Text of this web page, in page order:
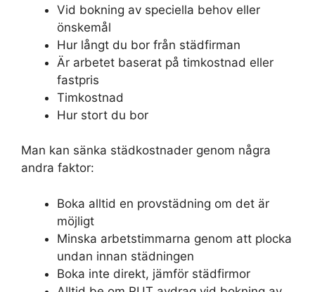
Vid bokning av speciella behov eller
önskemål
Hur långt du bor från städfirman
Är arbetet baserat på timkostnad eller
fastpris
Timkostnad
Hur stort du bor
Man kan sänka städkostnader genom några
andra faktor:
Boka alltid en provstädning om det är
möjligt
Minska arbetstimmarna genom att plocka
undan innan städningen
Boka inte direkt, jämför städfirmor